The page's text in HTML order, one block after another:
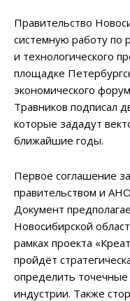
Правительство
системную работу по
и технологического
площадке
экономического
Травников подписал
которые зададут
ближайшие годы.
Первое соглашение
правительством и
Документ
Новосибирской
рамках проекта
пройдёт
определить точечные
индустрии. Также